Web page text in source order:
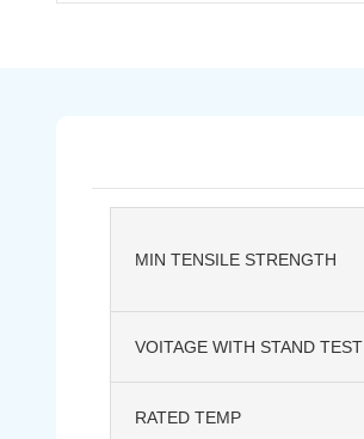
MIN TENSILE STRENGTH
VOITAGE WITH STAND TEST
RATED TEMP